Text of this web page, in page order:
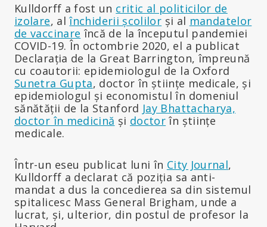
Kulldorff a fost un critic al politicilor de
izolare, alînchiderii școlilor și al mandatelor
de vaccinare încă de la începutul pandemiei
COVID-19. În octombrie 2020, el a publicat
Declarația de la Great Barrington, împreună
cu coautorii: epidemiologul de la Oxford
Sunetra Gupta, doctor în științe medicale, și
epidemiologul și economistul în domeniul
sănătății de la Stanford Jay Bhattacharya,
doctor în medicină și doctor în științe
medicale.
Într-un eseu publicat luni în City Journal,
Kulldorff a declarat că poziția sa anti-
mandat a dus la concedierea sa din sistemul
spitalicesc Mass General Brigham, unde a
lucrat, și, ulterior, din postul de profesor la